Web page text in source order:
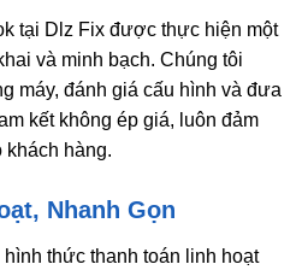
tại Dlz Fix được thực hiện một
và minh bạch. Chúng tôi
máy, đánh giá cấu hình và đưa
kết không ép giá, luôn đảm
khách hàng.
Nhanh Gọn
thức thanh toán linh hoạt